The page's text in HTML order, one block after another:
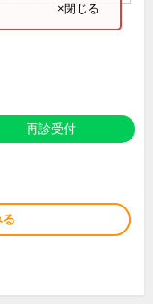
×閉じる
再診受付